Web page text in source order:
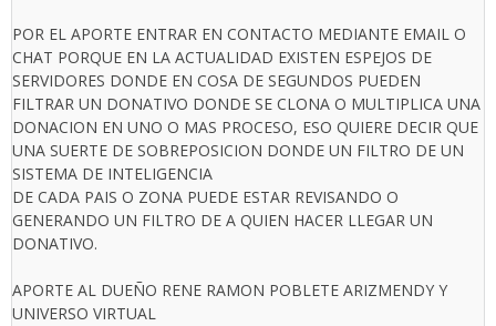
POR EL APORTE ENTRAR EN CONTACTO MEDIANTE EMAIL O
CHAT PORQUE EN LA ACTUALIDAD EXISTEN ESPEJOS DE
SERVIDORES DONDE EN COSA DE SEGUNDOS PUEDEN
FILTRAR UN DONATIVO DONDE SE CLONA O MULTIPLICA UNA
DONACION EN UNO O MAS PROCESO, ESO QUIERE DECIR QUE
UNA SUERTE DE SOBREPOSICION DONDE UN FILTRO DE UN
SISTEMA DE INTELIGENCIA
DE CADA PAIS O ZONA PUEDE ESTAR REVISANDO O
GENERANDO UN FILTRO DE A QUIEN HACER LLEGAR UN
DONATIVO.
APORTE AL DUEÑO RENE RAMON POBLETE ARIZMENDY Y
UNIVERSO VIRTUAL